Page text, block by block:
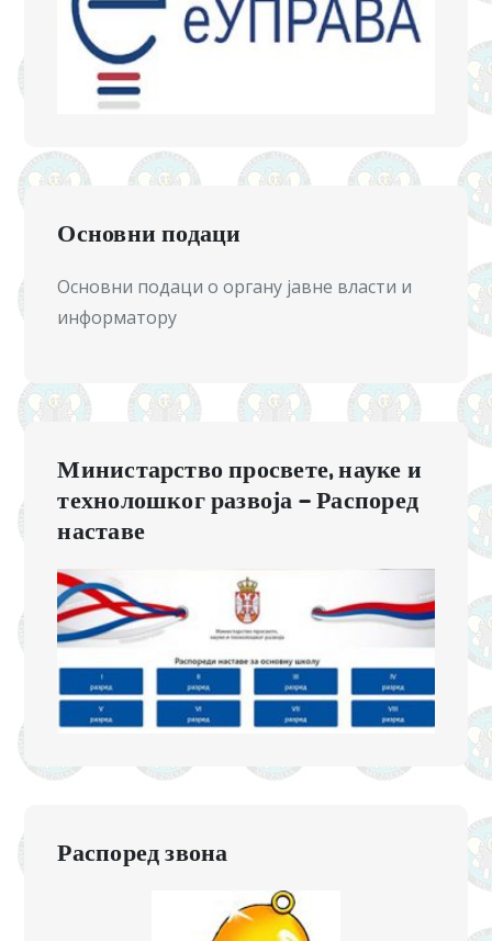
Основни подаци
Основни подаци о органу јавне власти и
информатору
Министарство просвете, науке и
технолошког развоја – Распоред
наставе
Распоред звона